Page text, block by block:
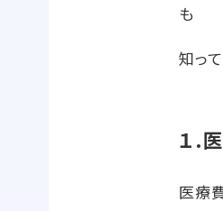
も
知っ
１.
医療